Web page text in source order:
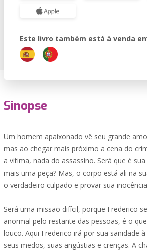
Este livro também está à venda
Sinopse
Um homem apaixonado vê seu grande
mas ao chegar mais próximo a cena do
a vitima, nada do assassino. Será que é
mais uma peça? Mas, o corpo está ali na
o verdadeiro culpado e provar sua
Será uma missão difícil, porque Frederico
anormal pelo restante das pessoas, é o
louco. Aqui Frederico irá por sua sanidade
seus medos, suas angústias e crenças. A